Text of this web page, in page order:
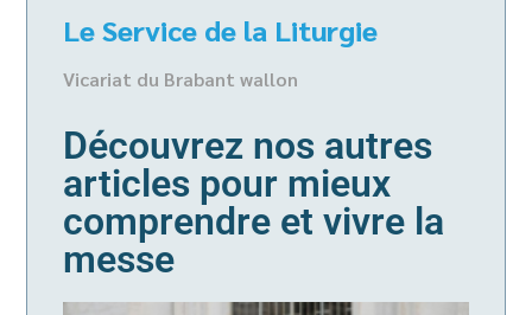
Le Service de la Liturgie
Vicariat du Brabant wallon
Découvrez nos autres
articles pour mieux
comprendre et vivre la
messe